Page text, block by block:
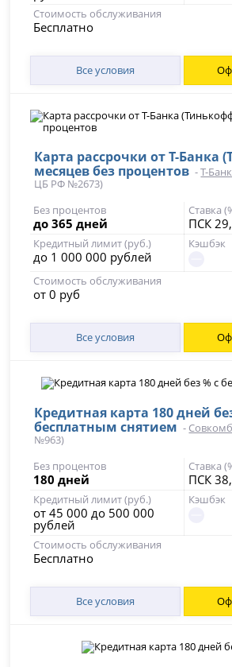
Стоимость обслуживания
Бесплатно
Все условия
Карта рассрочки от Т-Банка
месяцев без процентов -Т-
ЦБ РФ №2673)
Без процентов
до 365 дней
Ставка
ПСК
Кредитный лимит (руб.)
до 1 000 000 рублей
Кэшбэк
Стоимость обслуживания
от 0 руб
Все условия
Кредитная карта 180 дней
бесплатным снятием -
№963)
Без процентов
180 дней
Ставка
ПСК
Кредитный лимит (руб.)
от 45 000 до 500 000
рублей
Кэшбэк
Стоимость обслуживания
Бесплатно
Все условия